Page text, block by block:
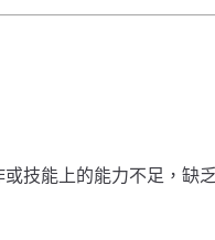
或技能上的能力不足，